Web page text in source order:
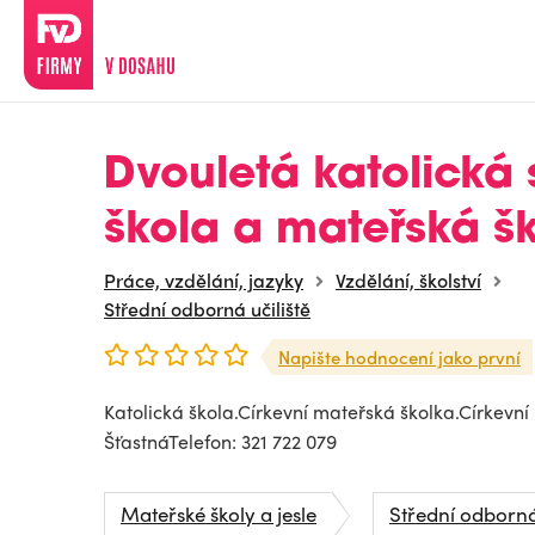
Dvouletá katolická
škola a mateřská
Práce, vzdělání, jazyky
Vzdělání, školství
Střední odborná učiliště
Napište hodnocení jako první
Katolická škola.Církevní mateřská
ŠťastnáTelefon: 321 722 079
Mateřské školy a jesle Střední